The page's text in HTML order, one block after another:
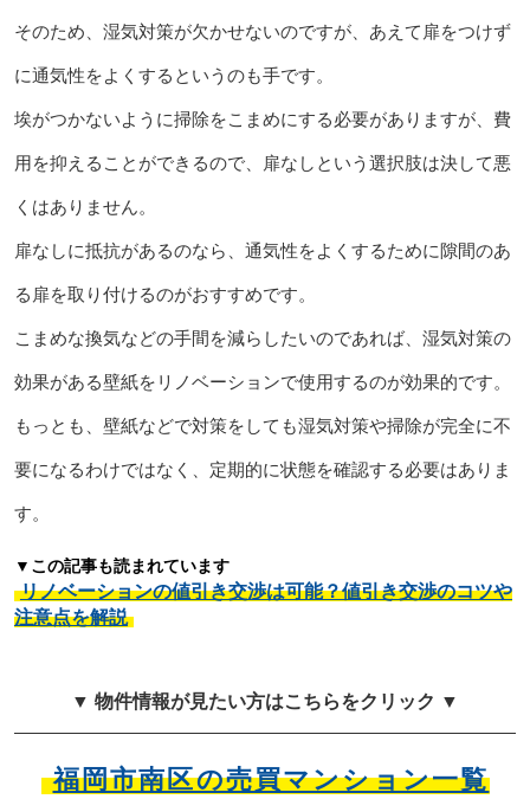
そのため、湿気対策が欠かせないのですが、あえて扉をつけず
に通気性をよくするというのも手です。
埃がつかないように掃除をこまめにする必要がありますが、費
用を抑えることができるので、扉なしという選択肢は決して悪
くはありません。
扉なしに抵抗があるのなら、通気性をよくするために隙間のあ
る扉を取り付けるのがおすすめです。
こまめな換気などの手間を減らしたいのであれば、湿気対策の
効果がある壁紙をリノベーションで使用するのが効果的です。
もっとも、壁紙などで対策をしても湿気対策や掃除が完全に不
要になるわけではなく、定期的に状態を確認する必要はありま
す。
▼この記事も読まれています
リノベーションの値引き交渉は可能？値引き交渉のコツや
注意点を解説
▼ 物件情報が見たい方はこちらをクリック ▼
福岡市南区の売買マンション一覧